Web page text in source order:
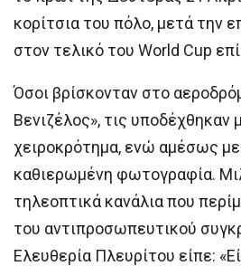
κορίτσια του πόλο, μετά την
στον τελικό του World Cup
Όσοι βρίσκονταν στο
Βενιζέλος», τις υποδέχθηκαν
χειροκρότημα, ενώ αμέσως
καθιερωμένη φωτογραφία.
τηλεοπτικά κανάλια που
του αντιπροσωπευτικού
Ελευθερία Πλευρίτου είπε: